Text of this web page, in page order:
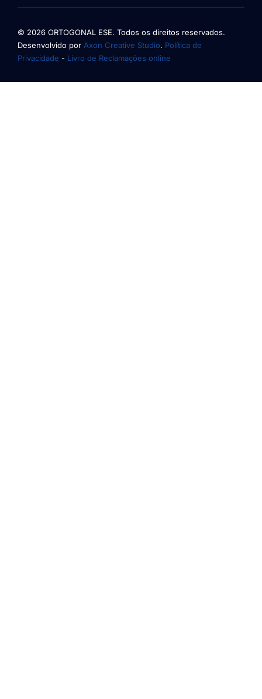
© 2026 ORTOGONAL ESE. Todos os direitos reservados.
Desenvolvido por Axon Creative Studio. Política de
Privacidade - Livro de Reclamações online